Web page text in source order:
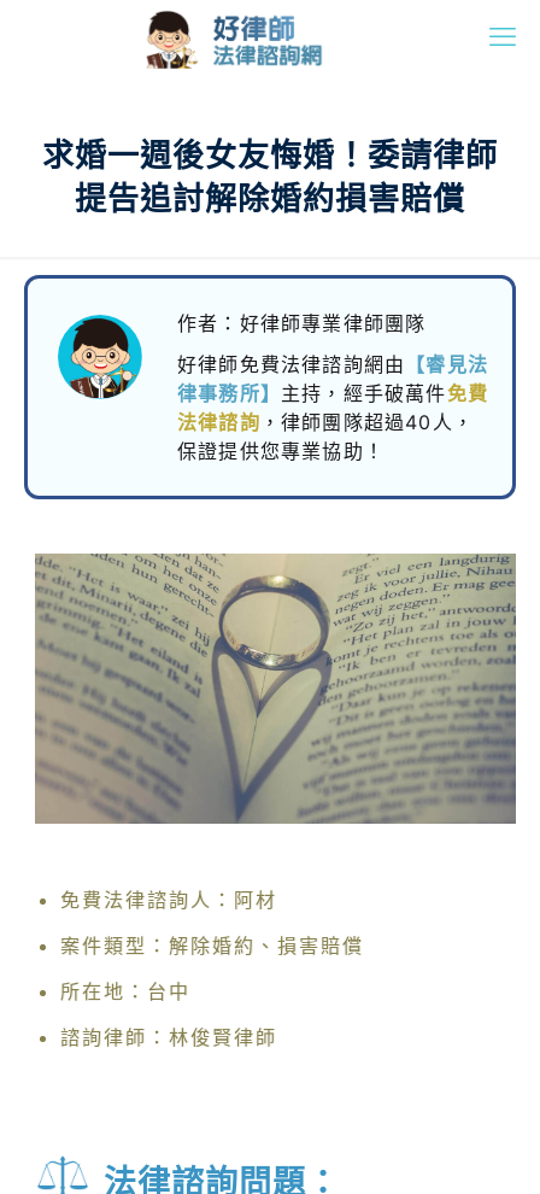
求婚一週後女友悔婚！委請律師
提告追討解除婚約損害賠償
作者：好律師專業律師團隊
好律師免費法律諮詢網由
【睿見法
律事務所】 主持， 經手破萬件免費
法律諮詢 ，律師團隊超過40人，
保證提供您專業協助！
免費法律諮詢人：阿材
案件類型：解除婚約、損害賠償
所在地：台中
諮詢律師：林俊賢律師
法律諮詢問題：